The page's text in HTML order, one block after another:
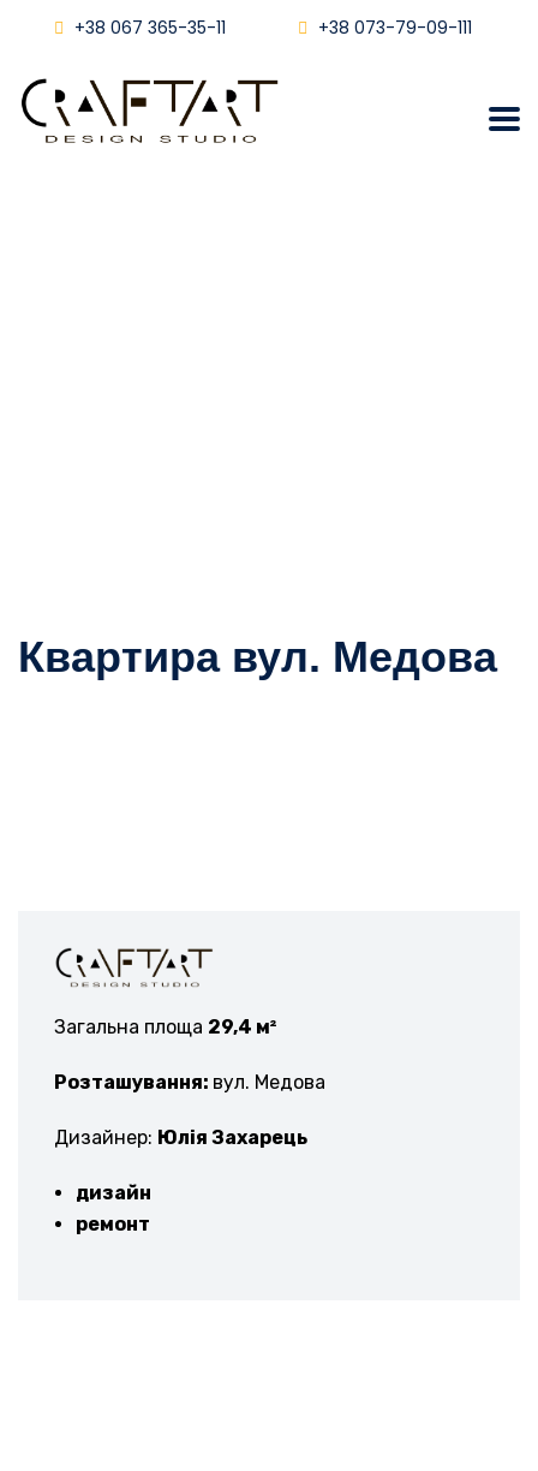
+38 067 365-35-11 +38 073-79-09-111
Квартира вул. Медова
Загальна площа 29,4 м²
Розташування: вул. Медова
Дизайнер: Юлія Захарець
дизайн
ремонт